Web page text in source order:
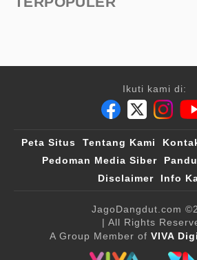
Ikuti kami di:
Peta Situs Tentang Kami
Pedoman Media Siber
Disclaimer
Info
JagoDangdut.com
| All Rights
A Group Member of VIVA